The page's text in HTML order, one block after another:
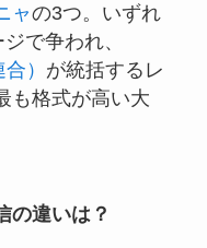
ャの3つ。いずれ
で争われ、
） が統括するレ
も格式が高い大
の違いは？